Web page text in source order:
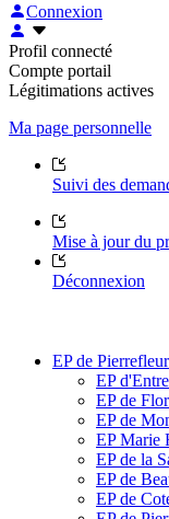
Connexion
Profil connecté
Compte portail
Légitimations actives
Ma page personnelle
Suivi des
Mise à jour du
Déconnexion
EP de Pierrefleur
EP
EP de
EP de
EP Marie
EP de la
EP de
EP de